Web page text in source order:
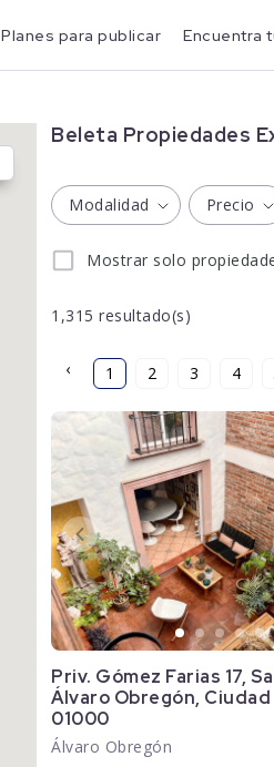
Planes para publicar Encuentra
Beleta Propiedades
Modalidad Precio
Mostrar solo
1,315 resultado(s)
‹ 1 2 3 4
Priv. Gómez Farias 17,
Álvaro Obregón, Ciudad
01000
Álvaro Obregón